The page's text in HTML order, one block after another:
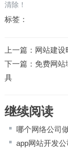
清除！
标签：
上一篇： 网站建设
下一篇： 免费网站
具
继续阅读
哪个网络公司
app网站开发